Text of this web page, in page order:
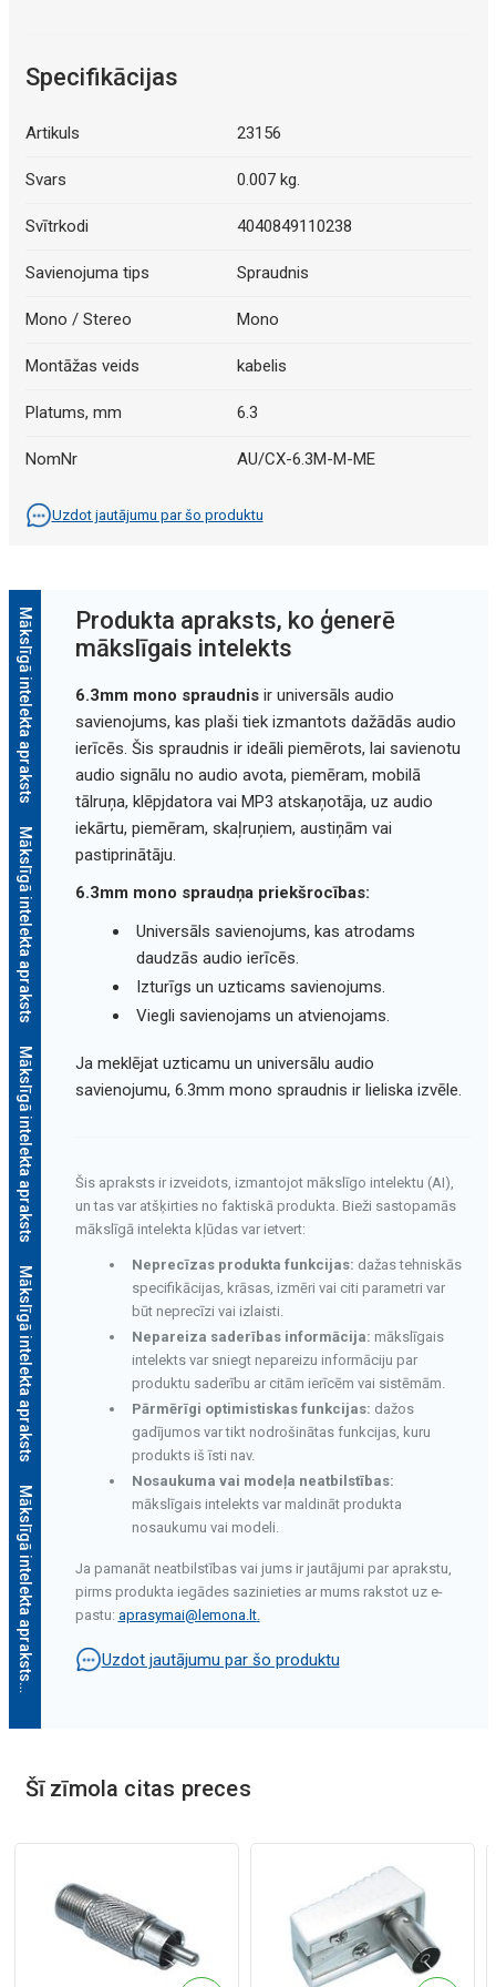
Specifikācijas
Artikuls 23156
Svars 0.007 kg.
Svītrkodi 4040849110238
Savienojuma tips Spraudnis
Mono / Stereo Mono
Montāžas veids kabelis
Platums, mm 6.3
NomNr AU/CX-6.3M-M-ME
Uzdot jautājumu par šo produktu
Mākslīgā intelekta apraksts
Mākslīgā intelekta apraksts
Mākslīgā intelekta apraksts
Mākslīgā intelekta apraksts
Mākslīgā intelekta apraksts
Mākslīgā intelekta apraksts
Produkta apraksts, ko ģenerē
mākslīgais intelekts
6.3mm mono spraudnisir universāls audio
savienojums, kas plaši tiek izmantots dažādās audio
ierīcēs. Šis spraudnis ir ideāli piemērots, lai savienotu
audio signālu no audio avota, piemēram, mobilā
tālruņa, klēpjdatora vai MP3 atskaņotāja, uz audio
iekārtu, piemēram, skaļruņiem, austiņām vai
pastiprinātāju.
6.3mm mono spraudņa priekšrocības:
Universāls savienojums, kas atrodams
daudzās audio ierīcēs.
Izturīgs un uzticams savienojums.
Viegli savienojams un atvienojams.
Ja meklējat uzticamu un universālu audio
savienojumu, 6.3mm mono spraudnis ir lieliska izvēle.
Šis apraksts ir izveidots, izmantojot mākslīgo intelektu (AI),
un tas var atšķirties no faktiskā produkta. Bieži sastopamās
mākslīgā intelekta kļūdas var ietvert:
Neprecīzas produkta funkcijas: dažas tehniskās
specifikācijas, krāsas, izmēri vai citi parametri var
būt neprecīzi vai izlaisti.
Nepareiza saderības informācija: mākslīgais
intelekts var sniegt nepareizu informāciju par
produktu saderību ar citām ierīcēm vai sistēmām.
Pārmērīgi optimistiskas funkcijas: dažos
gadījumos var tikt nodrošinātas funkcijas, kuru
produkts iš īsti nav.
Nosaukuma vai modeļa neatbilstības:
mākslīgais intelekts var maldināt produkta
nosaukumu vai modeli.
Ja pamanāt neatbilstības vai jums ir jautājumi par aprakstu,
pirms produkta iegādes sazinieties ar mums rakstot uz e-
pastu: aprasymai@lemona.lt.
Uzdot jautājumu par šo produktu
Šī zīmola citas preces